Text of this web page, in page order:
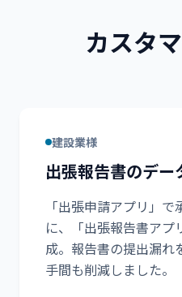
カスタ
建設業様
出張報告書のデー
「出張申請アプリ」
に、「出張報告書アプ
成。報告書の提出漏れ
手間も削減しました。